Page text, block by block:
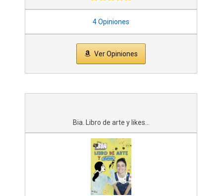
4 Opiniones
Ver Opiniones
Bia. Libro de arte y likes...